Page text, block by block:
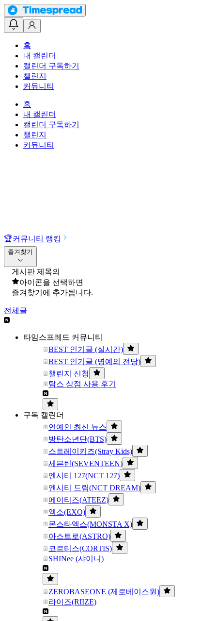
홈
내 캘린더
캘린더 구독하기
챌린지
커뮤니티
홈
내 캘린더
캘린더 구독하기
챌린지
커뮤니티
🏆커뮤니티 랭킹
즐겨찾기
게시판 제목의
아이콘을 선택하면
즐겨찾기에 추가됩니다.
전체글
타임스프레드 커뮤니티
BEST 인기글 (실시간)
BEST 인기글 (명예의 전당)
챌린지 신청
탐스 상점 사용 후기
구독 캘린더
연예인 최신 뉴스
방탄소년단(BTS)
스트레이키즈(Stray Kids)
세븐틴(SEVENTEEN)
엔시티 127(NCT 127)
엔시티 드림(NCT DREAM)
에이티즈(ATEEZ)
엑소(EXO)
몬스타엑스(MONSTA X)
아스트로(ASTRO)
코르티스(CORTIS)
SHINee (샤이니)
ZEROBASEONE (제로베이스원)
라이즈(RIIZE)